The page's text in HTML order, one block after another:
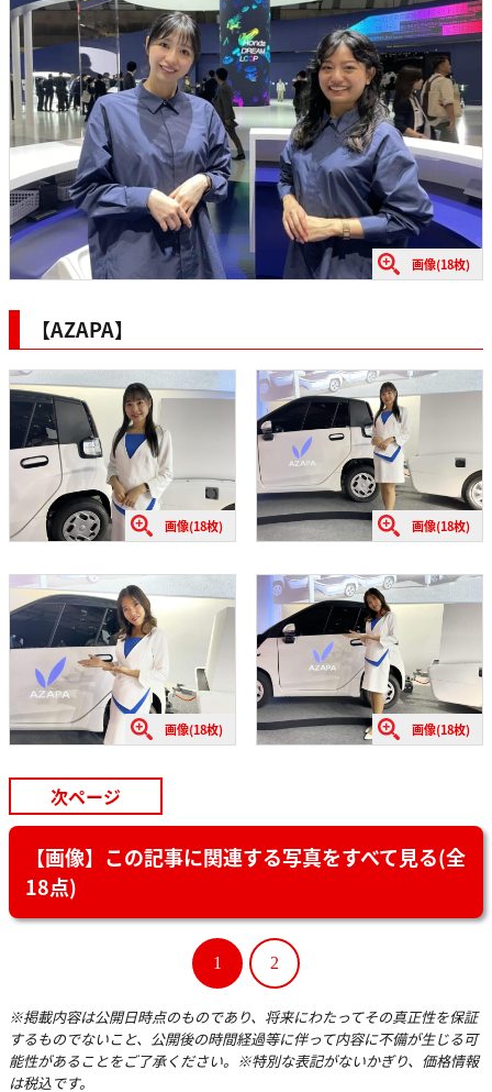
画像(18枚)
【AZAPA】
画像(18枚) 画像(18枚)
画像(18枚) 画像(18枚)
次ページ
【画像】この記事に関連する写真をすべて見る(全
18点)
1 2
※掲載内容は公開日時点のものであり、将来にわたってその真正性を保証
するものでないこと、公開後の時間経過等に伴って内容に不備が生じる可
能性があることをご了承ください。※特別な表記がないかぎり、価格情報
は税込です。